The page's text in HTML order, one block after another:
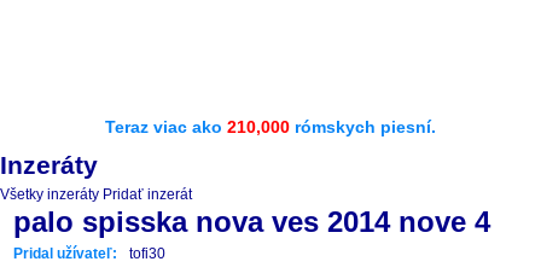
Teraz viac ako 210,000 rómskych piesní.
Inzeráty
Všetky inzeráty Pridať inzerát
palo spisska nova ves 2014 nove 4
Pridal užívateľ: tofi30